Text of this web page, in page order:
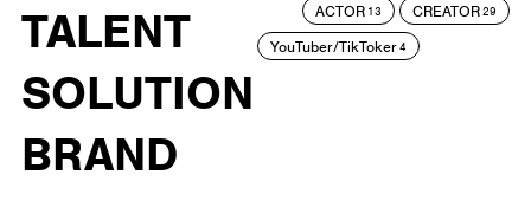
TALENT
SOLUTION
BRAND
ACTOR 13 CREATOR29
YouTuber/TikToker4